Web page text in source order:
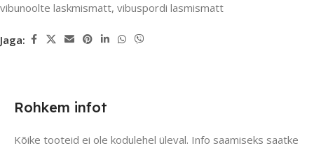
vibunoolte laskmismatt, vibuspordi lasmismatt
Jaga:
Rohkem infot
Kõike tooteid ei ole kodulehel üleval. Info saamiseks saatke